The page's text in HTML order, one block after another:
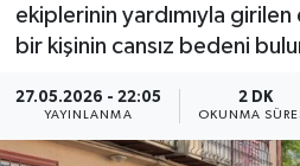
ekiplerinin yardımıyla
bir kişinin cansız bedeni
27.05.2026 - 22:05
YAYINLANMA
2 DK
OKUNMA
Bozkurt Haberleri